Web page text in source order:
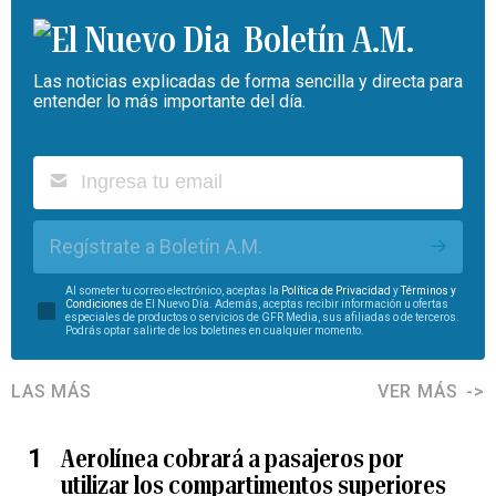
Boletín A.M.
Las noticias explicadas de forma sencilla y directa para
entender lo más importante del día.
Regístrate a Boletín A.M.
Al someter tu correo electrónico, aceptas la Política de Privacidad yTérminos y
Condiciones de El Nuevo Día. Además, aceptas recibir información u ofertas
especiales de productos o servicios de GFR Media, sus afiliadas o de terceros.
Podrás optar salirte de los boletines en cualquier momento.
LAS MÁS VER MÁS
Aerolínea cobrará a pasajeros por
utilizar los compartimentos superiores